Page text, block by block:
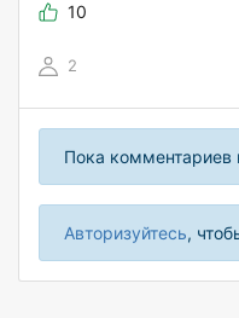
10
2
Пока комментариев
Авторизуйтесь,